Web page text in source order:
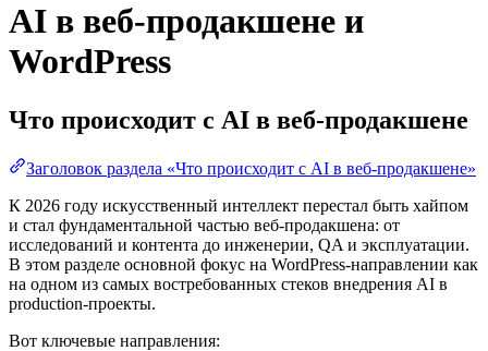
AI в веб-продакшене и
WordPress
Что происходит с AI в веб-продакшене
Заголовок раздела «Что происходит с AI в веб-продакшене»
К 2026 году искусственный интеллект перестал быть хайпом
и стал фундаментальной частью веб-продакшена: от
исследований и контента до инженерии, QA и эксплуатации.
В этом разделе основной фокус на WordPress-направлении как
на одном из самых востребованных стеков внедрения AI в
production-проекты.
Вот ключевые направления: